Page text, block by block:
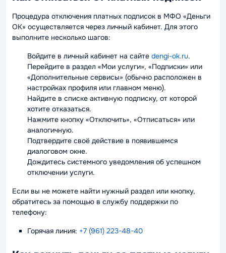
Процедура отключения платных подписок в МФО «Деньги
ОК» осуществляется через личный кабинет. Для этого
выполните несколько шагов:
Войдите в личный кабинет на сайте dengi-ok.ru.
Перейдите в раздел «Мои услуги», «Подписки» или
«Дополнительные сервисы» (обычно расположен в
настройках профиля или главном меню).
Найдите в списке активную подписку, от которой
хотите отказаться.
Нажмите кнопку «Отключить», «Отписаться» или
аналогичную.
Подтвердите своё действие в появившемся
диалоговом окне.
Дождитесь системного уведомления об успешном
отключении услуги.
Если вы не можете найти нужный раздел или кнопку,
обратитесь за помощью в службу поддержки по
телефону:
Горячая линия: +7 (961) 223-48-40